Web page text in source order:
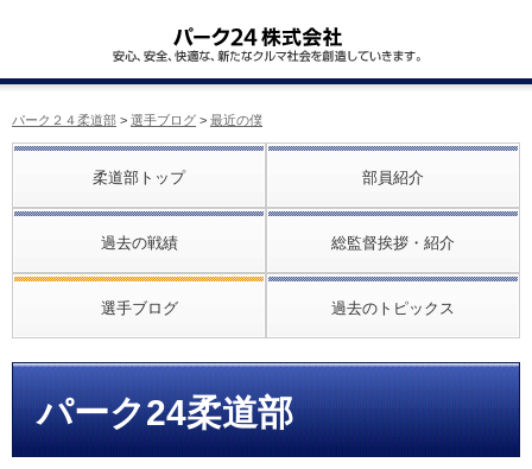
パーク２４柔道部 > 選手ブログ > 最近の僕
柔道部トップ 部員紹介
過去の戦績 総監督挨拶・紹介
選手ブログ 過去のトピックス
パーク24柔道部